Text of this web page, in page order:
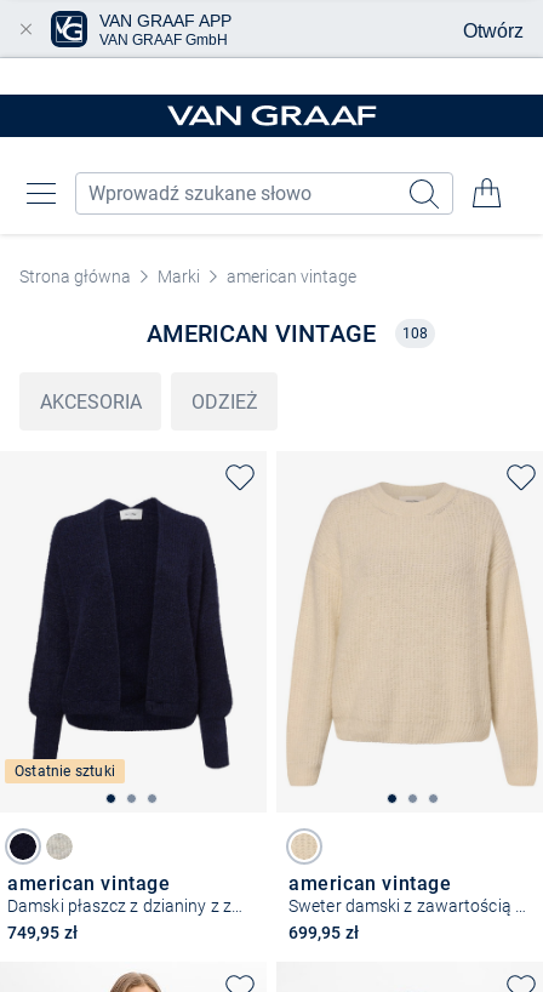
Strona główna Marki american vintage
AMERICAN VINTAGE 108
AKCESORIA ODZIEŻ
Ostatnie sztuki
american vintage
Damski płaszcz z dzianiny z zawartością alpaki - East19A
749,95 zł
american vintage
699,95 zł
VAN GRAAF APP
VAN GRAAF GmbH Otwórz